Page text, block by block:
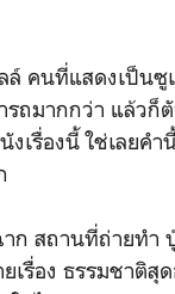
คนที่แสดงเป็นซู
รถมากกว่า แล้ว
เรื่องนี้ ใช่เลย
ก สถานที่ถ่ายทำ
เรื่อง ธรรมชาติ